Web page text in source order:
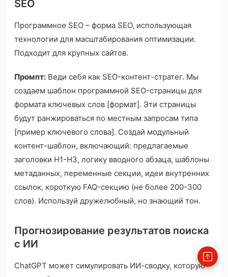
SEO
Программное SEO – форма SEO, использующая
технологии для масштабирования оптимизации.
Подходит для крупных сайтов.
Промпт: Веди себя как SEO-контент-стратег. Мы
создаем шаблон программной SEO-страницы для
формата ключевых слов [формат]. Эти страницы
будут ранжироваться по местным запросам типа
[пример ключевого слова]. Создай модульный
контент-шаблон, включающий: предлагаемые
заголовки H1-H3, логику вводного абзаца, шаблоны
метаданных, переменные секции, идеи внутренних
ссылок, короткую FAQ-секцию (не более 200-300
слов). Используй дружелюбный, но знающий тон.
Прогнозирование результатов поиска
с ИИ
ChatGPT может симулировать ИИ-сводку, которую